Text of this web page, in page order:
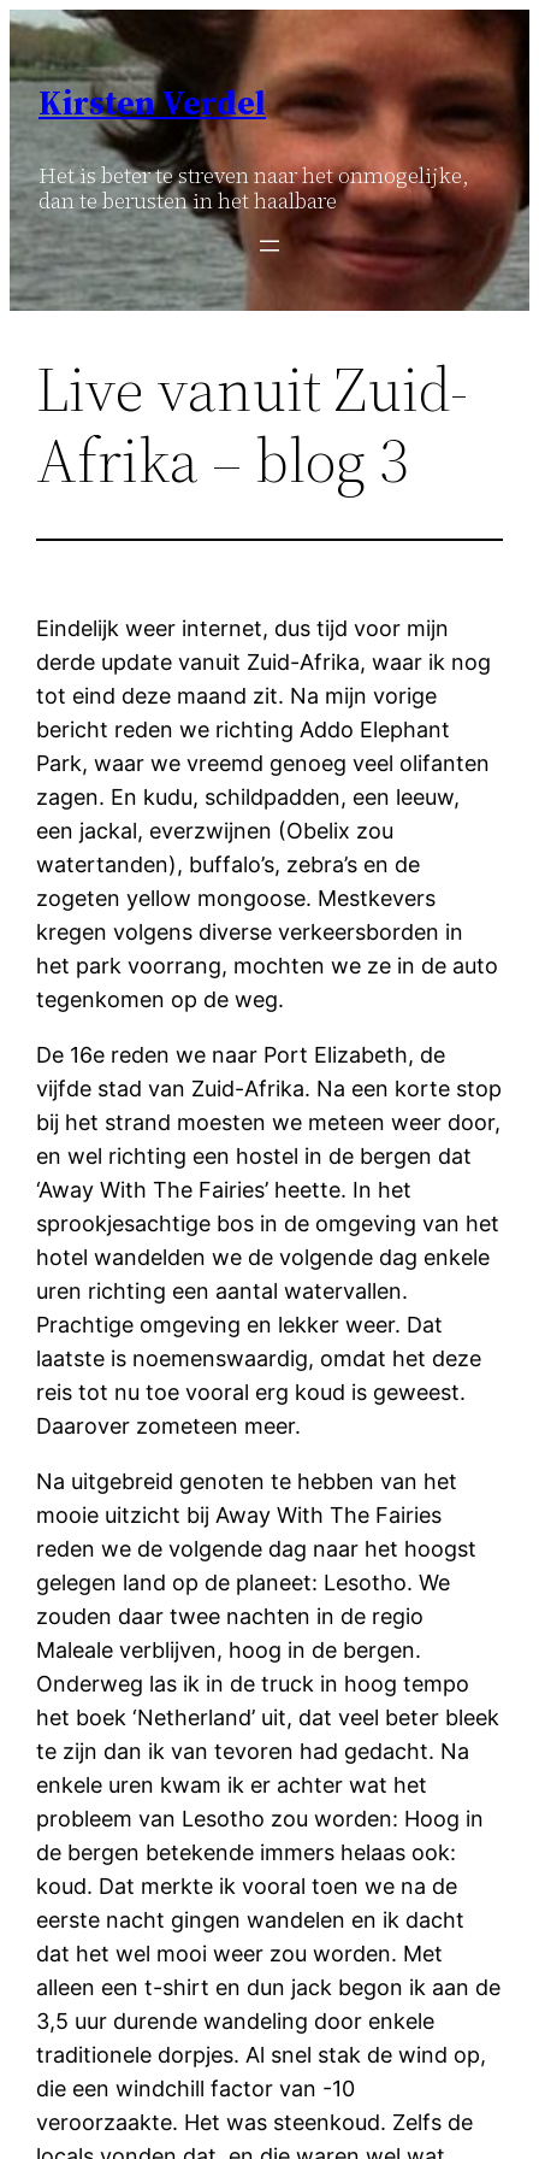
Ga
naar
inhoud
Kirsten Verdel
Het is beter te streven naar het onmogelijke,
dan te berusten in het haalbare
Live vanuit Zuid-
Afrika – blog 3
Eindelijk weer internet, dus tijd voor mijn
derde update vanuit Zuid-Afrika, waar ik nog
tot eind deze maand zit. Na mijn vorige
bericht reden we richting Addo Elephant
Park, waar we vreemd genoeg veel olifanten
zagen. En kudu, schildpadden, een leeuw,
een jackal, everzwijnen (Obelix zou
watertanden), buffalo’s, zebra’s en de
zogeten yellow mongoose. Mestkevers
kregen volgens diverse verkeersborden in
het park voorrang, mochten we ze in de auto
tegenkomen op de weg.
De 16e reden we naar Port Elizabeth, de
vijfde stad van Zuid-Afrika. Na een korte stop
bij het strand moesten we meteen weer door,
en wel richting een hostel in de bergen dat
‘Away With The Fairies’ heette. In het
sprookjesachtige bos in de omgeving van het
hotel wandelden we de volgende dag enkele
uren richting een aantal watervallen.
Prachtige omgeving en lekker weer. Dat
laatste is noemenswaardig, omdat het deze
reis tot nu toe vooral erg koud is geweest.
Daarover zometeen meer.
Na uitgebreid genoten te hebben van het
mooie uitzicht bij Away With The Fairies
reden we de volgende dag naar het hoogst
gelegen land op de planeet: Lesotho. We
zouden daar twee nachten in de regio
Maleale verblijven, hoog in de bergen.
Onderweg las ik in de truck in hoog tempo
het boek ‘Netherland’ uit, dat veel beter bleek
te zijn dan ik van tevoren had gedacht. Na
enkele uren kwam ik er achter wat het
probleem van Lesotho zou worden: Hoog in
de bergen betekende immers helaas ook:
koud. Dat merkte ik vooral toen we na de
eerste nacht gingen wandelen en ik dacht
dat het wel mooi weer zou worden. Met
alleen een t-shirt en dun jack begon ik aan de
3,5 uur durende wandeling door enkele
traditionele dorpjes. Al snel stak de wind op,
die een windchill factor van -10
veroorzaakte. Het was steenkoud. Zelfs de